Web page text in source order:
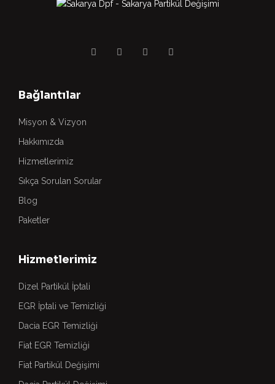
Bağlantılar
Misyon & Vizyon
Hakkımızda
Hizmetlerimiz
Sıkça Sorulan Sorular
Blog
Paketler
Hizmetlerimiz
Dizel Partikül İptali
EGR İptali ve Temizliği
Dacia EGR Temizliği
Fiat EGR Temizliği
Fiat Partikül Değişimi